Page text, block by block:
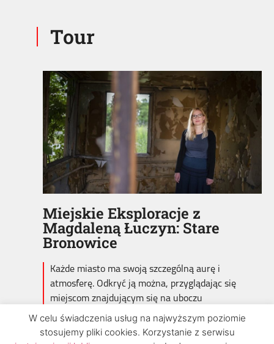
Tour
Miejskie Eksploracje z
Magdaleną Łuczyn: Stare
Bronowice
Każde miasto ma swoją szczególną aurę i
atmosferę. Odkryć ją można, przyglądając się
miejscom znajdującym się na uboczu
standardowych tras, wchodząc w zaułki,
zakamarki i bramy.
W celu świadczenia usług na najwyższym poziomie
stosujemy pliki cookies. Korzystanie z serwisu